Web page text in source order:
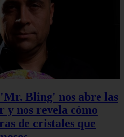
Bling' nos abre las
y nos revela cómo
de cristales que